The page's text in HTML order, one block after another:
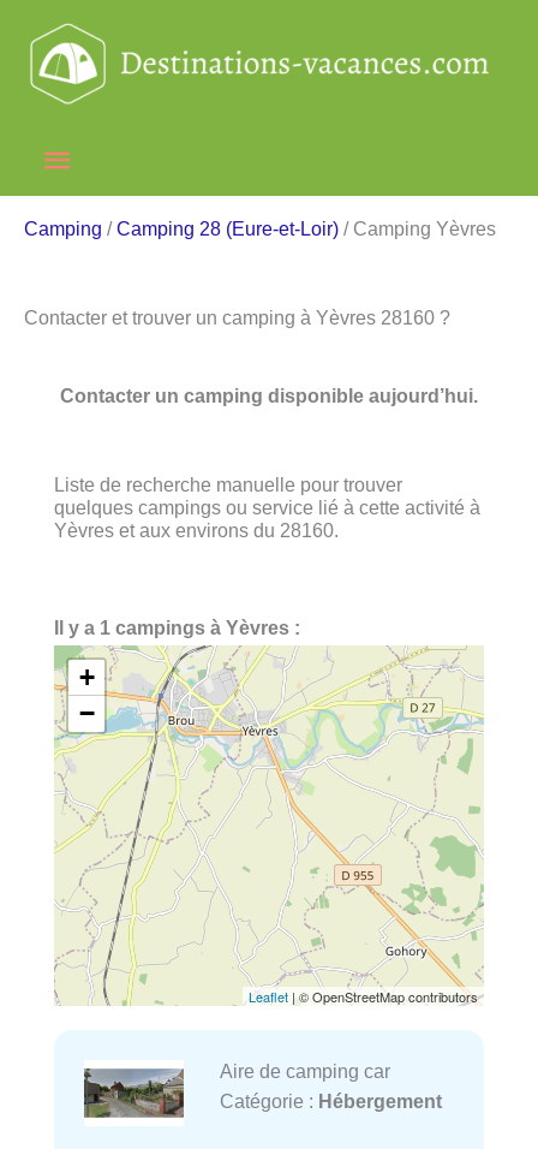
contenu
Menu
principal
Camping /Camping 28 (Eure-et-Loir) / Camping Yèvres
Contacter et trouver un camping à Yèvres 28160 ?
Contacter un camping disponible aujourd’hui.
Liste de recherche manuelle pour trouver
quelques campings ou service lié à cette activité à
Yèvres et aux environs du 28160.
Il y a 1 campings à Yèvres :
+
−
Leaflet | © OpenStreetMap contributors
Aire de camping car
Catégorie : Hébergement